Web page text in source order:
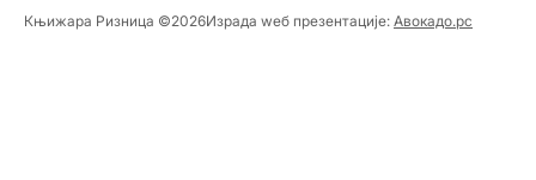
Књижара Ризница ©️2026Израда wеб презентације: Авокадо.рс